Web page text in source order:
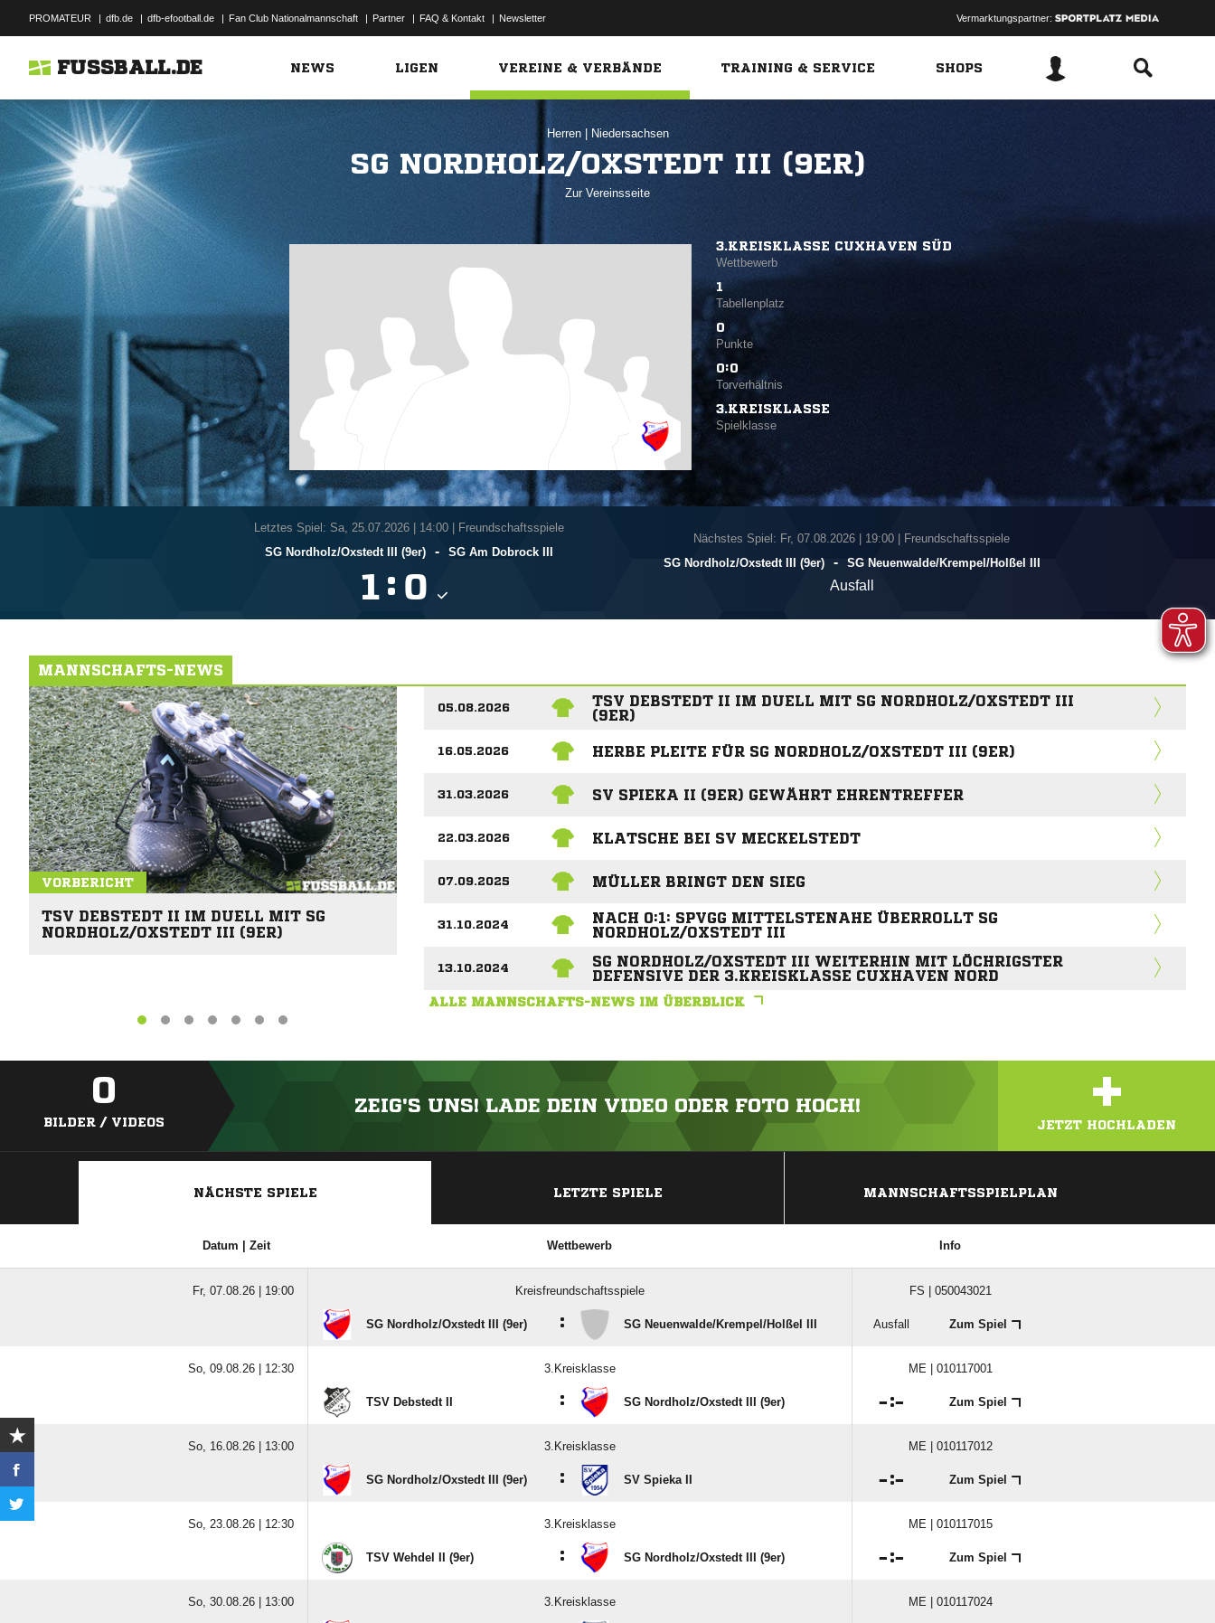
PROMATEUR | dfb.de | dfb-efootball.de | Fan Club Nationalmannschaft | Partner | FAQ & Kontakt | Newsletter Vermarktungspartner:
FUSSBALL.DE NEWS LIGEN VEREINE & VERBÄNDE TRAINING & SERVICE SHOPS
Herren Niedersachsen
SG NORDHOLZ/OXSTEDT III (9ER)
Zur Vereinsseite
3.KREISKLASSE CUXHAVEN SÜD
Wettbewerb
1
Tabellenplatz
0
Punkte
0:0
Torverhältnis
3.KREISKLASSE
Spielklasse
Letztes Spiel: Sa, 25.07.2026| 14:00 | Freundschaftsspiele
SG Nordholz/​Oxstedt III (9er)
- SG Am Dobrock III
 : 
Nächstes Spiel: Fr, 07.08.2026
19:00 | Freundschaftsspiele
SG Nordholz/​Oxstedt III (9er)
- SG Neuenwalde/​Krempel/​Holßel III
Ausfall
MANNSCHAFTS-NEWS
VORBERICHT
TSV DEBSTEDT II IM DUELL MIT SG
NORDHOLZ/OXSTEDT III (9ER)
05.08.2026
TSV DEBSTEDT II IM DUELL MIT SG NORDHOLZ/OXSTEDT III
(9ER)
16.05.2026 HERBE PLEITE FÜR SG NORDHOLZ/OXSTEDT III (9ER)
31.03.2026 SV SPIEKA II (9ER) GEWÄHRT EHRENTREFFER
22.03.2026 KLATSCHE BEI SV MECKELSTEDT
07.09.2025 MÜLLER BRINGT DEN SIEG
31.10.2024
NACH 0:1: SPVGG MITTELSTENAHE ÜBERROLLT SG
NORDHOLZ/OXSTEDT III
13.10.2024
SG NORDHOLZ/OXSTEDT III WEITERHIN MIT LÖCHRIGSTER
DEFENSIVE DER 3.KREISKLASSE CUXHAVEN NORD
ALLE MANNSCHAFTS-NEWS IM ÜBERBLICK
0
BILDER / VIDEOS
ZEIG'S UNS! LADE DEIN VIDEO ODER FOTO HOCH! +
JETZT HOCHLADEN
NÄCHSTE SPIELE LETZTE SPIELE MANNSCHAFTSSPIELPLAN
Datum | Zeit Wettbewerb Info
Fr, 07.08.26 | 19:00 Kreisfreundschaftsspiele FS | 050043021
SG Nordholz/​Oxstedt III (9er) : SG Neuenwalde/​Krempel/​Holßel III Ausfall Zum Spiel
So, 09.08.26 | 12:30 3.Kreisklasse ME | 010117001
TSV Debstedt II : SG Nordholz/​Oxstedt III (9er) : Zum Spiel
So, 16.08.26 | 13:00 3.Kreisklasse ME | 010117012
SG Nordholz/​Oxstedt III (9er) : SV Spieka II : Zum Spiel
So, 23.08.26 | 12:30 3.Kreisklasse ME | 010117015
TSV Wehdel II (9er) : SG Nordholz/​Oxstedt III (9er) : Zum Spiel
So, 30.08.26 | 13:00 3.Kreisklasse ME | 010117024